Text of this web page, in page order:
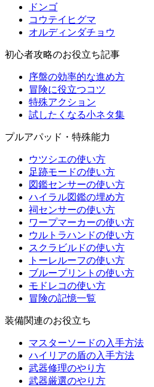
ドンゴ
コウテイヒグマ
オルディンダチョウ
初心者攻略のお役立ち記事
序盤の効率的な進め方
冒険に役立つコツ
特殊アクション
試したくなる小ネタ集
プルアパッド・特殊能力
ウツシエの使い方
足跡モードの使い方
図鑑センサーの使い方
ハイラル図鑑の埋め方
祠センサーの使い方
ワープマーカーの使い方
ウルトラハンドの使い方
スクラビルドの使い方
トーレルーフの使い方
ブループリントの使い方
モドレコの使い方
冒険の記憶一覧
装備関連のお役立ち
マスターソードの入手方法
ハイリアの盾の入手方法
武器修理のやり方
武器厳選のやり方